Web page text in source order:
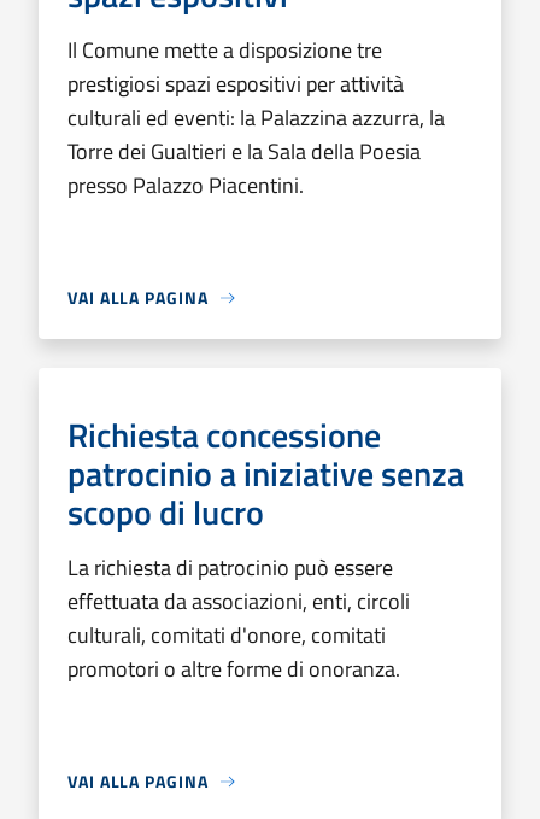
Il Comune mette a disposizione tre
prestigiosi spazi espositivi per attività
culturali ed eventi: la Palazzina azzurra, la
Torre dei Gualtieri e la Sala della Poesia
presso Palazzo Piacentini.
VAI ALLA PAGINA
Richiesta concessione
patrocinio a iniziative senza
scopo di lucro
La richiesta di patrocinio può essere
effettuata da associazioni, enti, circoli
culturali, comitati d'onore, comitati
promotori o altre forme di onoranza.
VAI ALLA PAGINA